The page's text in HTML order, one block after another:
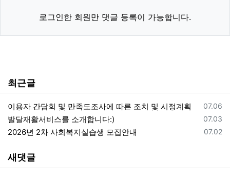
로그인한 회원만 댓글 등록이 가능합니다.
최근글
등록일
07.06
이용자 간담회 및 만족도조사에 따른 조치 및 시정계획
등록일
07.03
발달재활서비스를 소개합니다:)
등록일
07.02
2026년 2차 사회복지실습생 모집안내
새댓글